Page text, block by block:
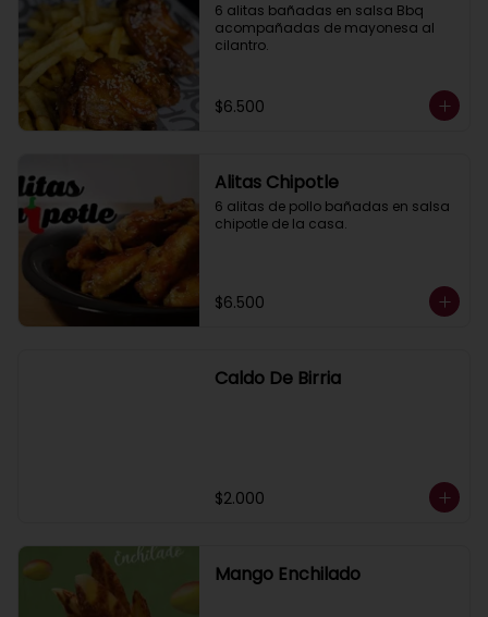
6 alitas bañadas en salsa Bbq
acompañadas de mayonesa al
cilantro.
$6.500
Alitas Chipotle
6 alitas de pollo bañadas en salsa
chipotle de la casa.
$6.500
Caldo De Birria
$2.000
Mango Enchilado